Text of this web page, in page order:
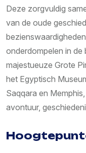
Deze zorgvuldig
van de oude
onderdompelen in de
majestueuze Grote
het Egyptisch
Saqqara en
avontuur,